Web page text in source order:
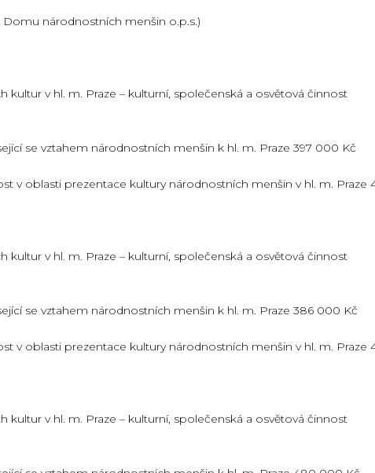
národnostních menšin o.p.s.)
kultur v hl. m. Praze – kulturní, společenská a osvětová činnost
se vztahem národnostních menšin k hl. m. Praze 397 000 Kč
v oblasti prezentace kultury národnostních menšin v hl. m. Praze
kultur v hl. m. Praze – kulturní, společenská a osvětová činnost
se vztahem národnostních menšin k hl. m. Praze 386 000 Kč
v oblasti prezentace kultury národnostních menšin v hl. m. Praze
kultur v hl. m. Praze – kulturní, společenská a osvětová činnost